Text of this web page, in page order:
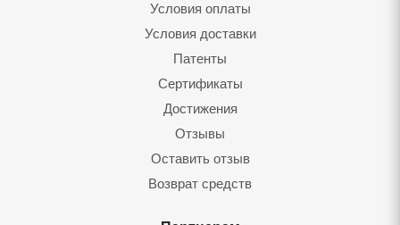
Условия оплаты
Условия доставки
Патенты
Сертификаты
Достижения
Отзывы
Оставить отзыв
Возврат средств